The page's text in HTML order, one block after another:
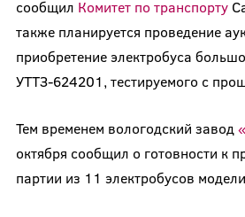
сообщил Комитет по транспорту
также планируется проведение
приобретение электробуса
УТТЗ-624201, тестируемого с
Тем временем вологодский завод
октября сообщил о готовности к
партии из 11 электробусов